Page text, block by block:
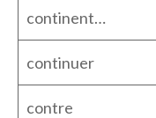
continent…
continuer
contre